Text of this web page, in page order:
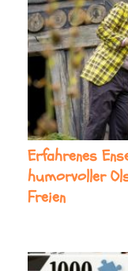
Erfahrenes
humorvoller
Freien